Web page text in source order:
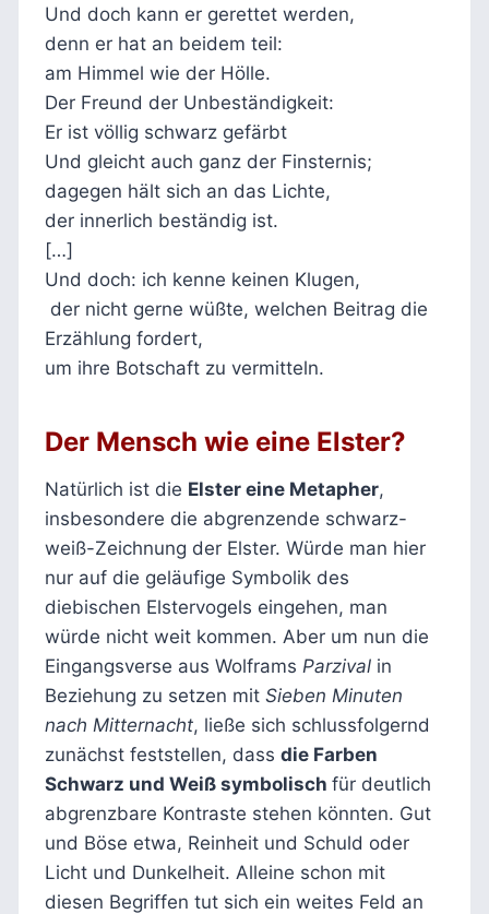
Und doch kann er gerettet werden,
denn er hat an beidem teil:
am Himmel wie der Hölle.
Der Freund der Unbeständigkeit:
Er ist völlig schwarz gefärbt
Und gleicht auch ganz der Finsternis;
dagegen hält sich an das Lichte,
der innerlich beständig ist.
[…]
Und doch: ich kenne keinen Klugen,
der nicht gerne wüßte, welchen Beitrag die
Erzählung fordert,
um ihre Botschaft zu vermitteln.
Der Mensch wie eine Elster?
Natürlich ist die Elster eine Metapher,
insbesondere die abgrenzende schwarz-
weiß-Zeichnung der Elster. Würde man hier
nur auf die geläufige Symbolik des
diebischen Elstervogels eingehen, man
würde nicht weit kommen. Aber um nun die
Eingangsverse aus Wolframs Parzival in
Beziehung zu setzen mit Sieben Minuten
nach Mitternacht, ließe sich schlussfolgernd
zunächst feststellen, dass die Farben
Schwarz und Weiß symbolisch für deutlich
abgrenzbare Kontraste stehen könnten. Gut
und Böse etwa, Reinheit und Schuld oder
Licht und Dunkelheit. Alleine schon mit
diesen Begriffen tut sich ein weites Feld an